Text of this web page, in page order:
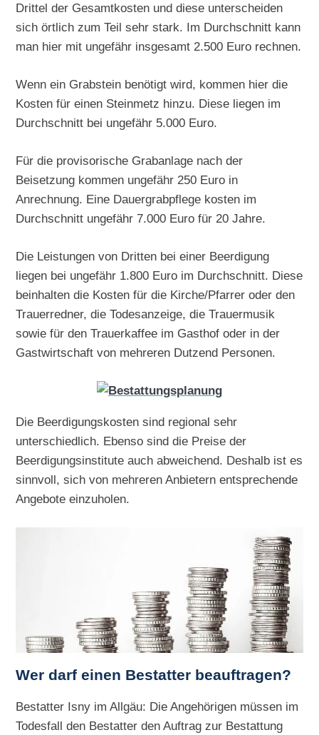
Drittel der Gesamtkosten und diese unterscheiden
sich örtlich zum Teil sehr stark. Im Durchschnitt kann
man hier mit ungefähr insgesamt 2.500 Euro rechnen.
Wenn ein Grabstein benötigt wird, kommen hier die
Kosten für einen Steinmetz hinzu. Diese liegen im
Durchschnitt bei ungefähr 5.000 Euro.
Für die provisorische Grabanlage nach der
Beisetzung kommen ungefähr 250 Euro in
Anrechnung. Eine Dauergrabpflege kosten im
Durchschnitt ungefähr 7.000 Euro für 20 Jahre.
Die Leistungen von Dritten bei einer Beerdigung
liegen bei ungefähr 1.800 Euro im Durchschnitt. Diese
beinhalten die Kosten für die Kirche/Pfarrer oder den
Trauerredner, die Todesanzeige, die Trauermusik
sowie für den Trauerkaffee im Gasthof oder in der
Gastwirtschaft von mehreren Dutzend Personen.
Die Beerdigungskosten sind regional sehr
unterschiedlich. Ebenso sind die Preise der
Beerdigungsinstitute auch abweichend. Deshalb ist es
sinnvoll, sich von mehreren Anbietern entsprechende
Angebote einzuholen.
Wer darf einen Bestatter beauftragen?
Bestatter Isny im Allgäu: Die Angehörigen müssen im
Todesfall den Bestatter den Auftrag zur Bestattung